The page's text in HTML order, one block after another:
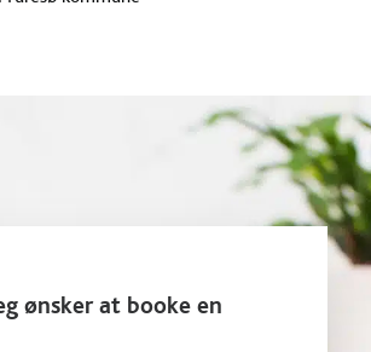
ønsker at booke en